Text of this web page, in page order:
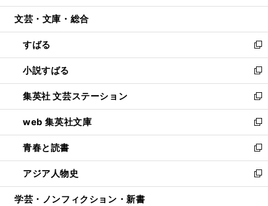
開
ウ
開
く
ン
ウ
で
開
く
ウ
ン
ド
ウ
で
開
く
文芸・文庫・総合
すばる
新
し
い
ウ
ィ
ン
ド
ウ
で
開
く
小説すばる
新
し
い
ウ
ィ
ン
ド
ウ
で
開
集英社 文芸ステーション
新
し
い
ウ
ィ
ン
ド
ウ
web 集英社文庫
新
し
い
ウ
ィ
ン
青春と読書
新
し
い
ウ
アジア人物史
新
し
学芸・ノンフィクション・新書